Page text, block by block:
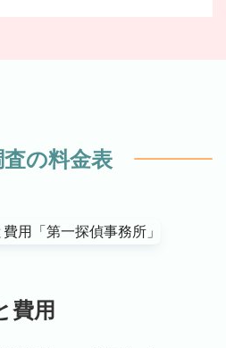
の料金表
費用